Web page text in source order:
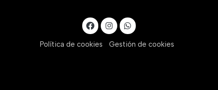
Política de cookies Gestión de cookies